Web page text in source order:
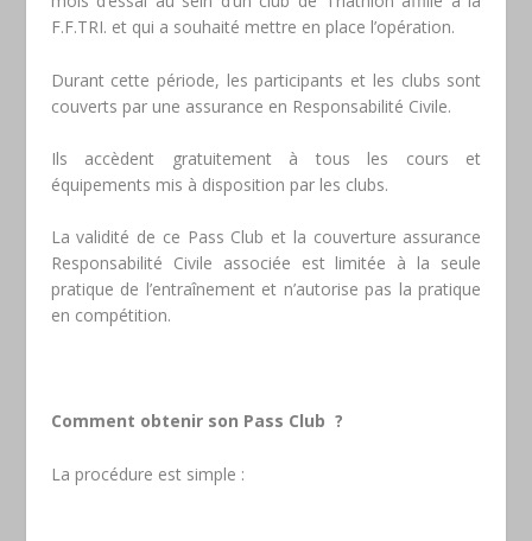
F.F.TRI. et qui a souhaité mettre en place l’opération.
Durant cette période, les participants et les clubs sont
couverts par une assurance en Responsabilité Civile.
Ils accèdent gratuitement à tous les cours et
équipements mis à disposition par les clubs.
La validité de ce Pass Club et la couverture assurance
Responsabilité Civile associée est limitée à la seule
pratique de l’entraînement et n’autorise pas la pratique
en compétition.
Comment obtenir son Pass Club ?
La procédure est simple :